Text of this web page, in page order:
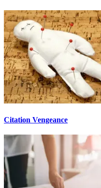
Citation Vengeance